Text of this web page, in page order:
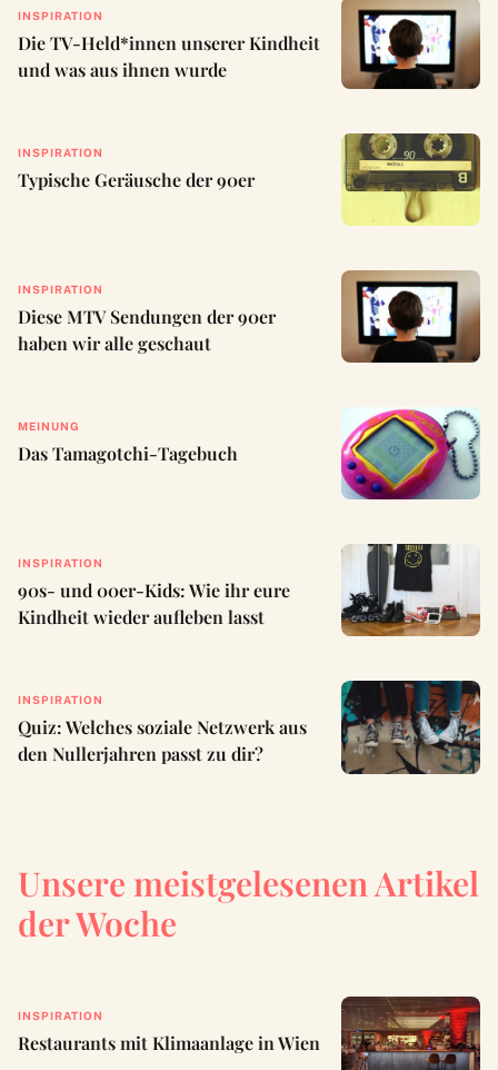
INSPIRATION
Die TV-Held*innen unserer Kindheit
und was aus ihnen wurde
INSPIRATION
Typische Geräusche der 90er
INSPIRATION
Diese MTV Sendungen der 90er
haben wir alle geschaut
MEINUNG
Das Tamagotchi-Tagebuch
INSPIRATION
90s- und 00er-Kids: Wie ihr eure
Kindheit wieder aufleben lasst
INSPIRATION
Quiz: Welches soziale Netzwerk aus
den Nullerjahren passt zu dir?
Unsere meistgelesenen Artikel
der Woche
INSPIRATION
Restaurants mit Klimaanlage in Wien